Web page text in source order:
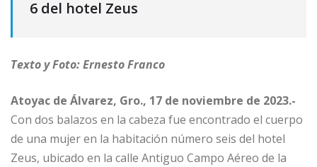
6 del hotel Zeus
Texto y Foto: Ernesto Franco
Atoyac de Álvarez, Gro., 17 de noviembre de 2023.-
Con dos balazos en la cabeza fue encontrado el cuerpo
de una mujer en la habitación número seis del hotel
Zeus, ubicado en la calle Antiguo Campo Aéreo de la